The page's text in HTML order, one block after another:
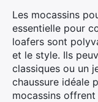
Les mocassins
essentielle pour
loafers sont
et le style. Ils
classiques ou un
chaussure idéale
mocassins